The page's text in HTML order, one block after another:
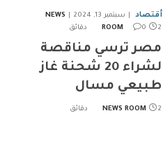
أقتصاد سبتمبر 13, 2024
NEWS
ROOM
0 2 دقائق
مصر ترسي مناقصة
لشراء 20 شحنة غاز
طبيعي مسال
NEWS ROOM 2 دقائق